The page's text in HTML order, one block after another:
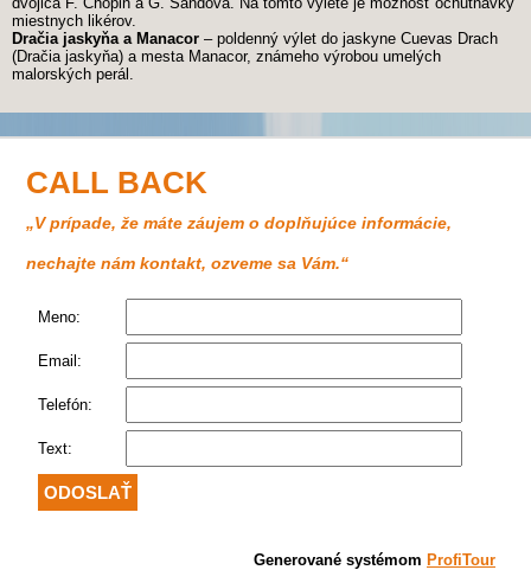
miestnych likérov.
Dračia jaskyňa a Manacor – poldenný výlet do jaskyne Cuevas Drach
(Dračia jaskyňa) a mesta Manacor, známeho výrobou umelých
malorských perál.
CALL BACK
„V prípade, že máte záujem o doplňujúce informácie,
nechajte nám kontakt, ozveme sa Vám.“
Meno:
Email:
Telefón:
Text:
Generované systémom ProfiTour